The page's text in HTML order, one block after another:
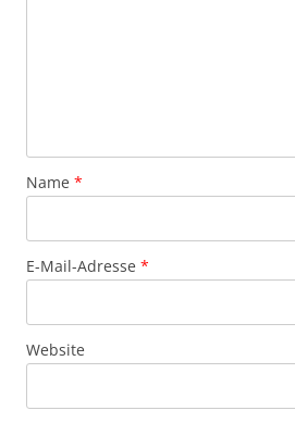
Name *
E-Mail-Adresse *
Website